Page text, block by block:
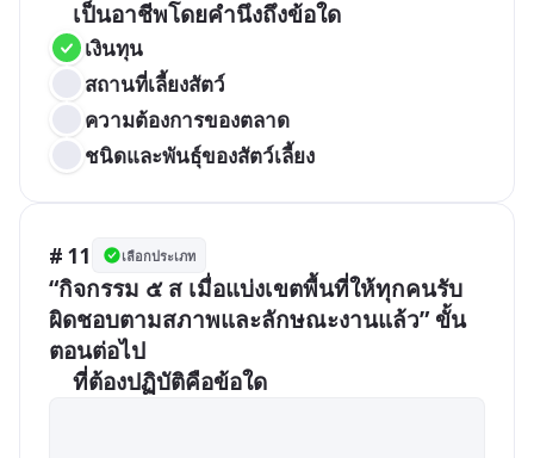
เงินทุน
สถานที่เลี้ยงสัตว์
ความต้องการของตลาด
ชนิดและพันธุ์ของสัตว์เลี้ยง
# 11 เลือกประเภท
“กิจกรรม ๕ ส เมื่อแบ่งเขตพื้นที่ให้ทุกคนรับ
ผิดชอบตามสภาพและลักษณะงานแล้ว” ขั้น
ตอนต่อไป